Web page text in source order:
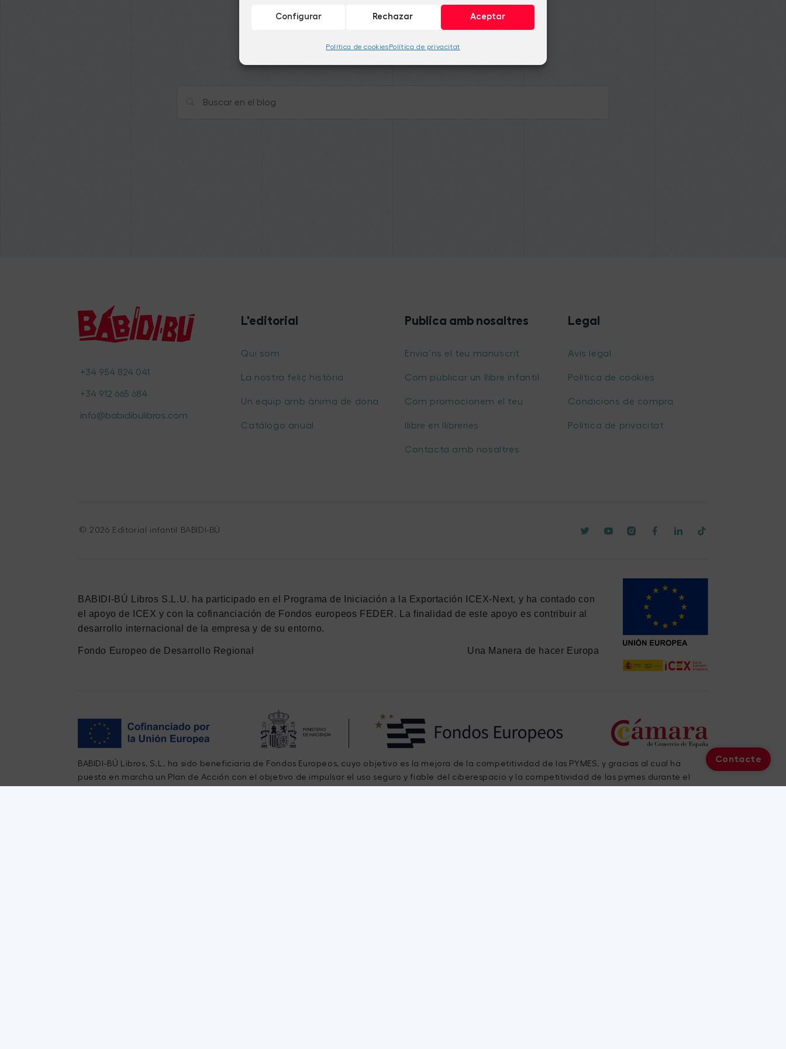
Aceptar
Rechazar
Configurar
Política de cookiesPolítica de privacitat
+34 954 824 041
+34 912 665 684
info@babidibulibros.com
L'editorial
Qui som
La nostra feliç història
Un equip amb ànima de dona
Catálogo anual
Publica amb nosaltres
Envia’ns el teu manuscrit
Com publicar un llibre infantil
Com promocionem el teu
llibre en llibreries
Contacta amb nosaltres
Legal
Avís legal
Política de cookies
Condicions de compra
Política de privacitat
© 2026 Editorial infantil BABIDI-BÚ
BABIDI-BÚ Libros S.L.U. ha participado en el Programa de Iniciación a la Exportación ICEX-Next, y ha contado con
el apoyo de ICEX y con la cofinanciación de Fondos europeos FEDER. La finalidad de este apoyo es contribuir al
desarrollo internacional de la empresa y de su entorno.
Fondo Europeo de Desarrollo Regional Una Manera de hacer Europa
BABIDI-BÚ Libros, S.L. ha sido beneficiaria de Fondos Europeos, cuyo objetivo es la mejora de la competitividad de las PYMES, y gracias al cual ha
puesto en marcha un Plan de Acción con el objetivo de impulsar el uso seguro y fiable del ciberespacio y la competitividad de las pymes durante el
Contacte